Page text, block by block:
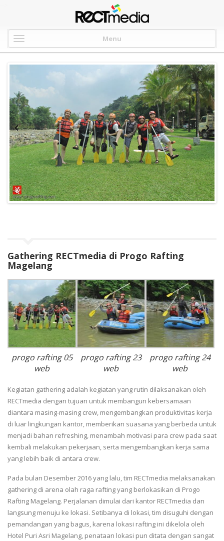
Menu
Gathering RECTmedia di Progo Rafting
Magelang
progo rafting 05
web
progo rafting 23
web
progo rafting 24
web
Kegiatan gathering adalah kegiatan yang rutin dilaksanakan oleh
RECTmedia dengan tujuan untuk membangun kebersamaan
diantara masing-masing crew, mengembangkan produktivitas kerja
di luar lingkungan kantor, memberikan suasana yang berbeda untuk
menjadi bahan refreshing, menambah motivasi para crew pada saat
kembali melakukan pekerjaan, serta mengembangkan kerja sama
yang lebih baik di antara crew.
Pada bulan Desember 2016 yang lalu, tim RECTmedia melaksanakan
gathering di arena olah raga rafting yang berlokasikan di Progo
Rafting Magelang. Perjalanan dimulai dari kantor RECTmedia dan
langsung menuju ke lokasi. Setibanya di lokasi, tim disuguhi dengan
pemandangan yang bagus, karena lokasi rafting ini dikelola oleh
Hotel Puri Asri Magelang, penataan lokasi pun ditata dengan sangat